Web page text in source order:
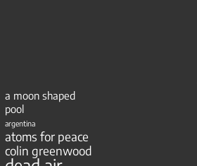
a moon shaped
pool
argentina
atoms for peace
colin greenwood